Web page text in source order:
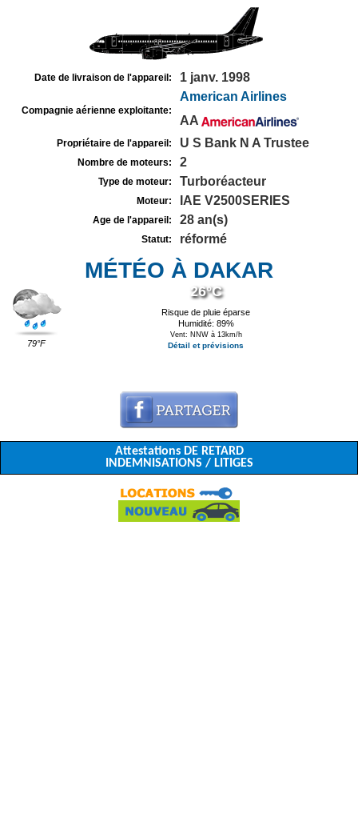
Date de livraison de l'appareil: 1 janv. 1998
Compagnie aérienne exploitante:
American Airlines
AA
Propriétaire de l'appareil: U S Bank N A Trustee
Nombre de moteurs: 2
Type de moteur: Turboréacteur
Moteur: IAE V2500SERIES
Age de l'appareil: 28 an(s)
Statut: réformé
MÉTÉO À DAKAR
79°F
26°C
Risque de pluie éparse
Humidité: 89%
Vent: NNW à 13km/h
Détail et prévisions
Attestations DE RETARD
INDEMNISATIONS / LITIGES